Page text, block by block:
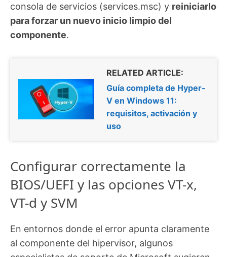
consola de servicios (services.msc) y reiniciarlo
para forzar un nuevo inicio limpio del
componente.
RELATED ARTICLE:
Guía completa de Hyper-
V en Windows 11:
requisitos, activación y
uso
Configurar correctamente la
BIOS/UEFI y las opciones VT-x,
VT-d y SVM
En entornos donde el error apunta claramente
al componente del hipervisor, algunos